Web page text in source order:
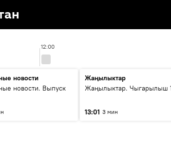
12:00
новости
новости. Выпуск
Жаңылыктар
Жаңылыктар. Чыгарылыш
13:01 3 мин